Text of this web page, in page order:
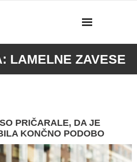
LAMELNE ZAVESE
PRIČARALE, DA JE
KONČNO PODOBO